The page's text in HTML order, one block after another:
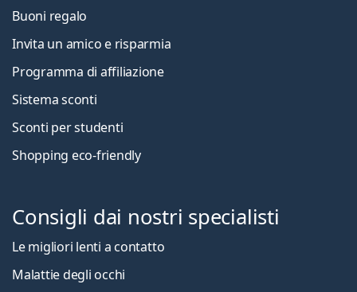
Buoni regalo
Invita un amico e risparmia
Programma di affiliazione
Sistema sconti
Sconti per studenti
Shopping eco-friendly
Consigli dai nostri specialisti
Le migliori lenti a contatto
Malattie degli occhi